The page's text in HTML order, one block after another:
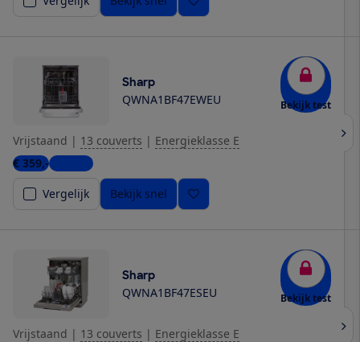
Sharp
QWNA1BF47EWEU Bekijk test
Vrijstaand | 13 couverts | Energieklasse E
€ 359,-1 winkel
Vergelijk
Bekijk snel
Sharp
QWNA1BF47ESEU Bekijk test
Vrijstaand | 13 couverts | Energieklasse E